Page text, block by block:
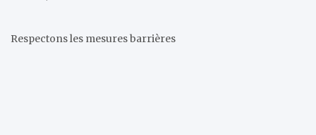
Respectons les mesures barrières